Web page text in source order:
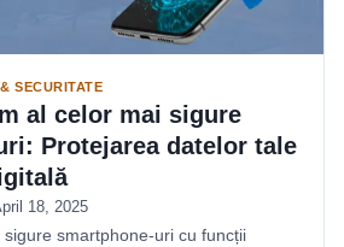
SECURITATE
al celor mai sigure
Protejarea datelor tale
18, 2025
smartphone-uri cu funcții